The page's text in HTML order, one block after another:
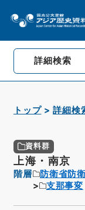
詳細検索
トップ 詳細検
資料群
上海・南京
階層 防衛省防
支那事変